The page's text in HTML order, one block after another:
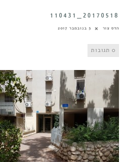
20170518_110431
הדס צור 5 בנובמבר 2017
0 תגובות